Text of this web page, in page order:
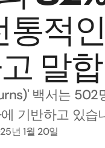
적
말
백서는 502
기반하고 있습
년 1월 20일